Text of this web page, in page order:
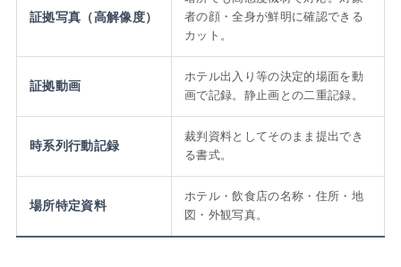
証拠写真（高解像度）
者の顔・全身が鮮明に確認できる
カット。
証拠動画
ホテル出入り等の決定的場面を動
画で記録。静止画との二重記録。
時系列行動記録
裁判資料としてそのまま提出でき
る書式。
場所特定資料
ホテル・飲食店の名称・住所・地
図・外観写真。